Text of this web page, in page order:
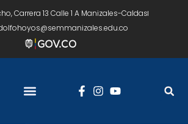
Carrera 13 Calle 1 A Manizales-Caldas